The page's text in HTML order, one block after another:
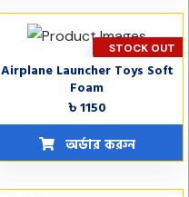
STOCK OUT
Airplane Launcher Toys Soft
Foam
৳ 1150
অর্ডার করুন